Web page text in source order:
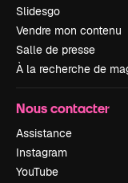
Slidesgo
Vendre mon contenu
Salle de presse
À la recherche de
Nous contacter
Assistance
Instagram
YouTube